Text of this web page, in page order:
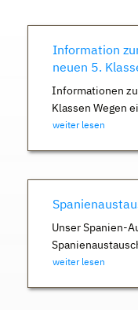
Information
neuen 5.
Informationen
Klassen Wegen
weiter lesen
Unser Spanien-
weiter lesen